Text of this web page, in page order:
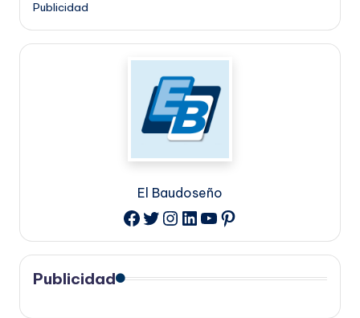
Publicidad
El Baudoseño
Facebook
Twitter
Instagram
LinkedIn
YouTube
Pinterest
Publicidad